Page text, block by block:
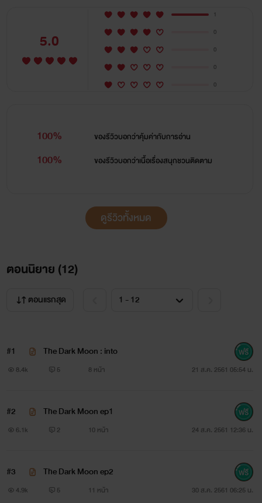
"มีปัญญาแค่นี้หรอ โดนหมากัดยังเจ็บกว่าเลย!"
5.0
1
0
0
0
0
100% ของรีวิวบอกว่าคุ้มค่ากับการอ่าน
100% ของรีวิวบอกว่าเนื้อเรื่องสนุกชวนติดตาม
ดูรีวิวทั้งหมด
ตอนนิยาย (12)
ตอนแรกสุด
#1 The Dark Moon : into
8.4k 5 8 หน้า 21 ส.ค. 2561 05:54 น.
#2 The Dark Moon ep1
6.1k 2 10 หน้า 24 ส.ค. 2561 12:36 น.
#3 The Dark Moon ep2
4.9k 5 11 หน้า 30 ส.ค. 2561 06:25 น.